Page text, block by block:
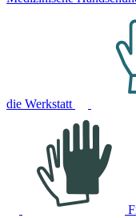
die Werkstatt